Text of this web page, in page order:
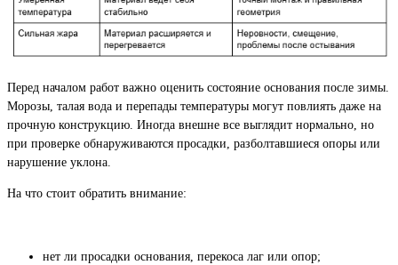
Перед началом работ важно оценить состояние основания после зимы.
Морозы, талая вода и перепады температуры могут повлиять даже на
прочную конструкцию. Иногда внешне все выглядит нормально, но
при проверке обнаруживаются просадки, разболтавшиеся опоры или
нарушение уклона.
На что стоит обратить внимание:
нет ли просадки основания, перекоса лаг или опор;